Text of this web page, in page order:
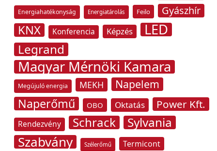
Energiahatékonyság Energiatárolás Feilo Gyászhír
KNX Konferencia Képzés LED
Legrand
Magyar Mérnöki Kamara
Megújuló energia MEKH Napelem
Naperőmű OBO Oktatás Power Kft.
Rendezvény Schrack Sylvania
Szabvány Szélerőmű Termicont